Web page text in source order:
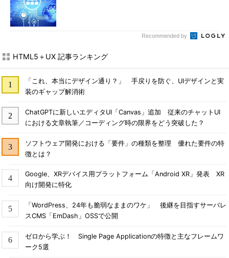
Recommended by
HTML5＋UX 記事ランキング
「これ、本当にデザイン通り？」 手戻りを防ぐ、UIデザインと実
装のギャップ解消術
ChatGPTに新しいエディタUI「Canvas」追加 従来のチャットUI
における文章執筆／コーディング時の限界をどう突破した？
ソフトウェア開発における「要件」の種類を整理 優れた要件の特
徴とは？
Google、XRデバイス用プラットフォーム「Android XR」発表 XR
向け開発に特化
「WordPress、24年も脆弱なままのワケ」 後継を目指すサーバレ
スCMS「EmDash」OSSで公開
ゼロから学ぶ！ Single Page Applicationの特徴と主なフレームワ
ーク5選